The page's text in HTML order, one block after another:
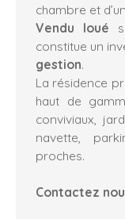
chambre et
Vendu loué
constitue un
gestion.
La résidence
haut de
conviviaux,
navette,
proches.
Contactez